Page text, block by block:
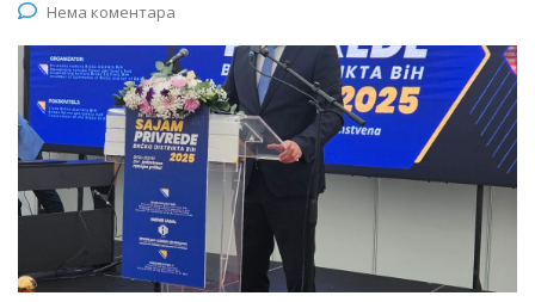
Нема коментара